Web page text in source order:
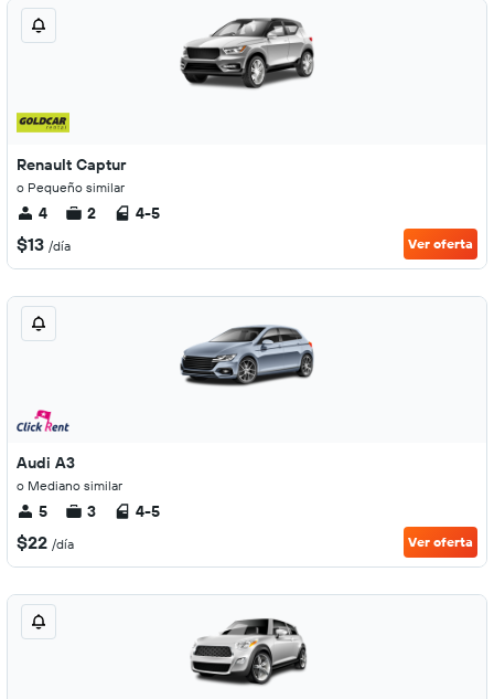
Renault Captur
o Pequeño similar
4 2 4-5
$13 /día Ver oferta
Audi A3
o Mediano similar
5 3 4-5
$22 /día Ver oferta